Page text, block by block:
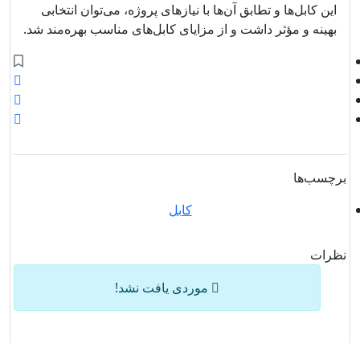
این کابل‌ها و تطابق آن‌ها با نیازهای پروژه، می‌توان انتخابی
بهینه و مؤثر داشت و از مزایای کابل‌های مناسب بهره‌مند شد.
برچسب‌ها
کابل
نظرات
موردی یافت نشد!